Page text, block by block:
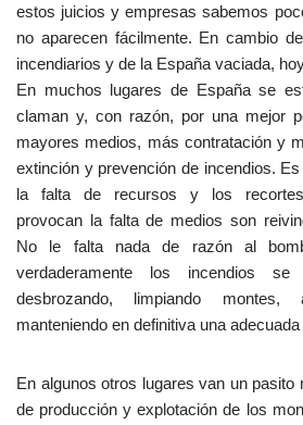
estos juicios y empresas sabemos
no aparecen fácilmente. En cambio
incendiarios y de la España vaciada,
En muchos lugares de España se
claman y, con razón, por una mejor
mayores medios, más contratación y
extinción y prevención de incendios.
la falta de recursos y los recortes
provocan la falta de medios son
No le falta nada de razón al
verdaderamente los incendios
desbrozando, limpiando montes,
manteniendo en definitiva una
En algunos otros lugares van un
de producción y explotación de los